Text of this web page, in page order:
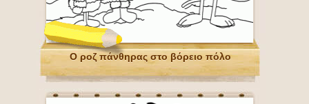
Ο ροζ πάνθηρας στο βόρειο πόλο